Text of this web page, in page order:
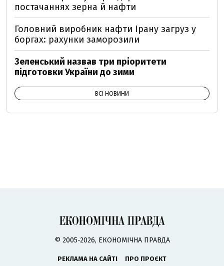
постачаннях зерна й нафти
Головний виробник нафти Ірану загруз у
боргах: рахунки заморозили
Зеленський назвав три пріоритети
підготовки України до зими
ВСІ НОВИНИ
© 2005-2026, ЕКОНОМІЧНА ПРАВДА
РЕКЛАМА НА САЙТІ
ПРО ПРОЄКТ